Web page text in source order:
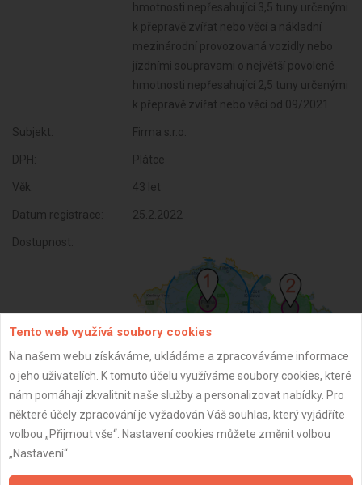
hmotnosti nepřesahující 3,5 tuny určenými
k přepravě zvířat nebo věcí a nákladní
mezinárodní provozovaná vozidly nebo
jízdními soupravami o největší povolené
hmotnosti nepřesahující 2,5 tuny určenými
k přepravě zvířat nebo věcí od 09/2021
Subjekt: Firma s.r.o.
DPH: Plátce
Věk: 43 let
Datum registrace: 25.2.2022
Dostupnost:
ZPĚT
Tento web využívá soubory cookies
Na našem webu získáváme, ukládáme a zpracováváme informace
o jeho uživatelích. K tomuto účelu využíváme soubory cookies, které
nám pomáhají zkvalitnit naše služby a personalizovat nabídky. Pro
některé účely zpracování je vyžadován Váš souhlas, který vyjádříte
volbou „Přijmout vše“. Nastavení cookies můžete změnit volbou
„Nastavení“.